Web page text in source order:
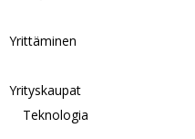
Yrittäminen
Yrityskaupat
Teknologia